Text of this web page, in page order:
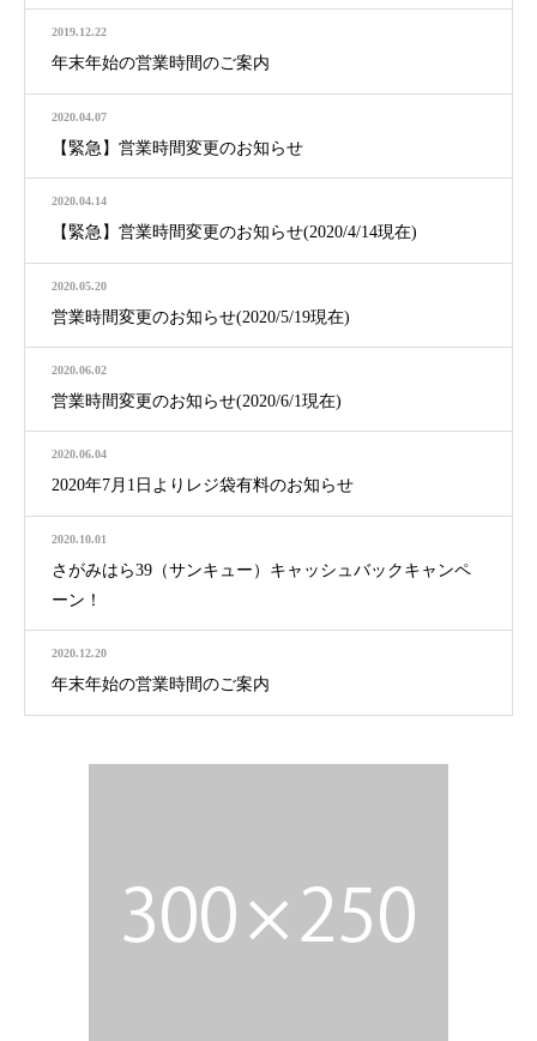
2019.12.22
年末年始の営業時間のご案内
2020.04.07
【緊急】営業時間変更のお知らせ
2020.04.14
【緊急】営業時間変更のお知らせ(2020/4/14現在)
2020.05.20
営業時間変更のお知らせ(2020/5/19現在)
2020.06.02
営業時間変更のお知らせ(2020/6/1現在)
2020.06.04
2020年7月1日よりレジ袋有料のお知らせ
2020.10.01
さがみはら39（サンキュー）キャッシュバックキャンペ
ーン！
2020.12.20
年末年始の営業時間のご案内